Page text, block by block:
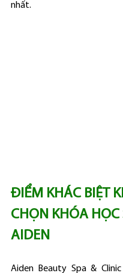
nhất.
ĐIỂM KHÁC BIỆT
CHỌN KHÓA HỌC
AIDEN
Aiden Beauty Spa &